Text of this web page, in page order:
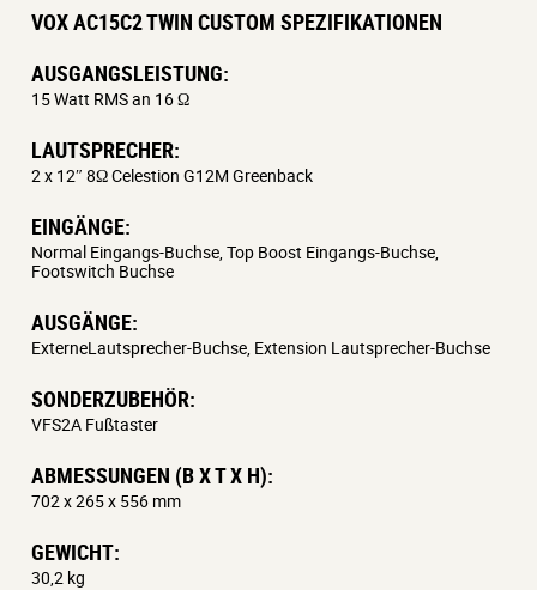
VOX AC15C2 TWIN CUSTOM SPEZIFIKATIONEN
AUSGANGSLEISTUNG:
15 Watt RMS an 16 Ω
LAUTSPRECHER:
2 x 12″ 8Ω Celestion G12M Greenback
EINGÄNGE:
Normal Eingangs-Buchse, Top Boost Eingangs-Buchse,
Footswitch Buchse
AUSGÄNGE:
ExterneLautsprecher-Buchse, Extension Lautsprecher-Buchse
SONDERZUBEHÖR:
VFS2A Fußtaster
ABMESSUNGEN (B X T X H):
702 x 265 x 556 mm
GEWICHT:
30,2 kg